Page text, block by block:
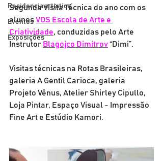
Residencia artistica
Eventos
Exposições
Segunda Visita Técnica do ano com os
alunos VOS Escola de Arte e
Criatividade, conduzidas pelo Arte
Instrutor Blagojco Dimitrov “Dimi”.
Visitas técnicas na Rotas Brasileiras,
galeria A Gentil Carioca, galeria
Projeto Vênus, Atelier Shirley Cipullo,
Loja Pintar, Espaço Visual - Impressão
Fine Art e Estúdio Kamori.